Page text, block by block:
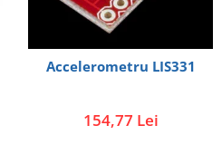
Accelerometru LIS331
154,77 Lei